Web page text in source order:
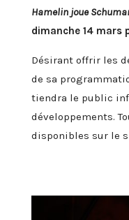
Hamelin joue
dimanche 14 mars
Désirant offrir les
de sa
tiendra le public
développements.
disponibles sur le